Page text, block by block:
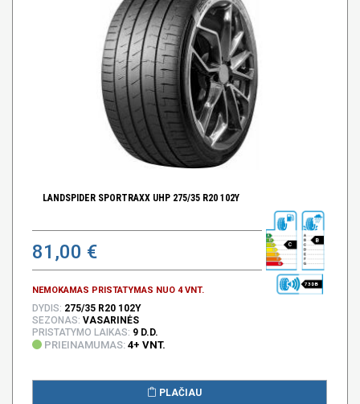
LANDSPIDER SPORTRAXX UHP 275/35 R20 102Y
81,00 €
NEMOKAMAS PRISTATYMAS NUO 4 VNT.
C
B
73 DB
DYDIS: 275/35 R20 102Y
SEZONAS: VASARINĖS
PRISTATYMO LAIKAS: 9 D.D.
PRIEINAMUMAS: 4+ VNT.
PLAČIAU